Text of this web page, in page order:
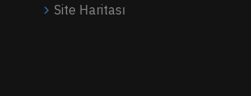
Site Haritası